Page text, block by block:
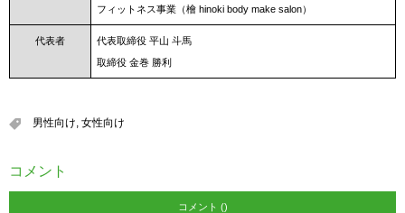
フィットネス事業（檜 hinoki body make salon）
代表者
代表取締役 平山 斗馬
取締役 金巻 勝利
男性向け 女性向け
コメント
コメント ()